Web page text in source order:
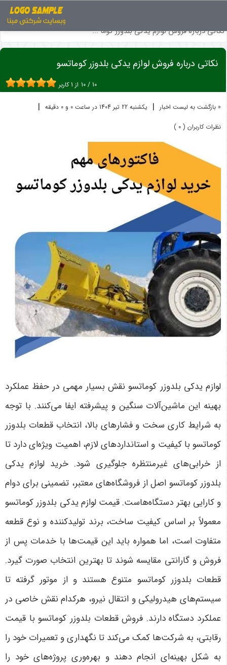
نکاتی درباره فروش لوازم یدکی بلدوزر کوما ...
نکاتی درباره فروش لوازم یدکی بلدوزر کوماتسو
10 / 10 از 1کاربر
« بازگشت به لیست اخبار | یکشنبه 22 تير 1404 در ساعت 0 و 0 دقیقه |
نظرات کاربران ( 0 )
لوازم یدکی بلدوزر کوماتسو نقش بسیار مهمی در حفظ عملکرد
بهینه این ماشین‌آلات سنگین و پیشرفته ایفا می‌کنند. با توجه
به شرایط کاری سخت و فشارهای بالا، انتخاب قطعات بلدوزر
کوماتسو با کیفیت و استانداردهای لازم، اهمیت ویژه‌ای دارد تا
از خرابی‌های غیرمنتظره جلوگیری شود. خرید لوازم یدکی
بلدوزر کوماتسو اصل از فروشگاه‌های معتبر، تضمینی برای دوام
و کارایی بهتر دستگاه‌هاست. قیمت لوازم یدکی بلدوزر کوماتسو
معمولاً بر اساس کیفیت ساخت، برند تولیدکننده و نوع قطعه
متفاوت است، اما همواره باید این قیمت‌ها با خدمات پس از
فروش و گارانتی مقایسه شوند تا بهترین انتخاب صورت گیرد.
قطعات بلدوزر کوماتسو متنوع هستند و از موتور گرفته تا
سیستم‌های هیدرولیکی و انتقال نیرو، هرکدام نقش خاصی در
عملکرد دستگاه دارند. فروش قطعات بلدوزر کوماتسو با قیمت
رقابتی، به شرکت‌ها کمک می‌کند تا نگهداری و تعمیرات خود را
به شکل بهینه‌ای انجام دهند و بهره‌وری پروژه‌های خود را